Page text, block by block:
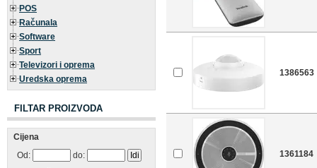
POS
Računala
Software
Sport
Televizori i oprema
Uredska oprema
FILTAR PROIZVODA
Cijena
Od:
do:
1386563
1361184